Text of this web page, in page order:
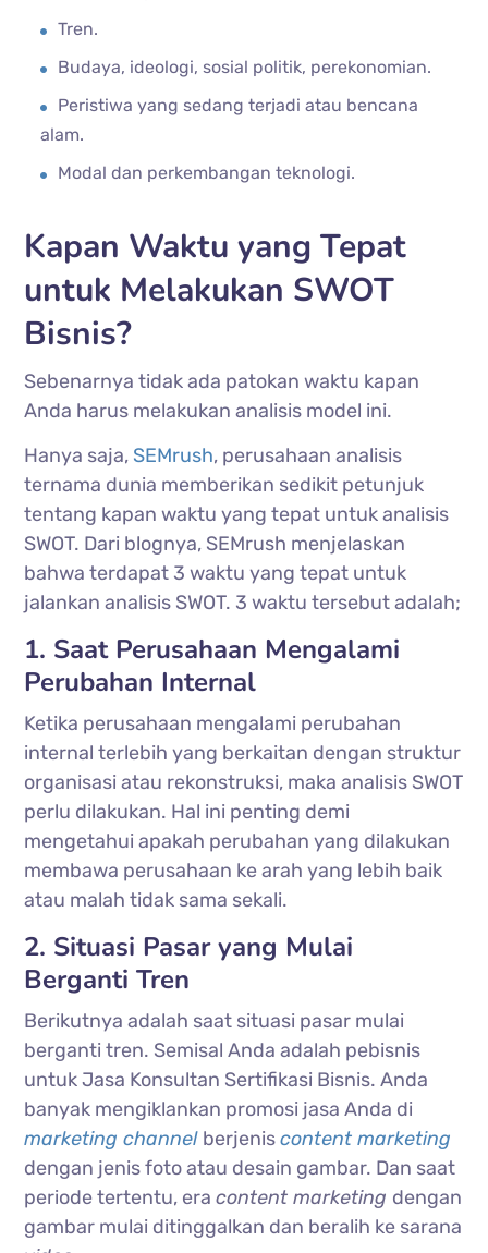
Tren.
Budaya, ideologi, sosial politik, perekonomian.
Peristiwa yang sedang terjadi atau bencana
alam.
Modal dan perkembangan teknologi.
Kapan Waktu yang Tepat
untuk Melakukan SWOT
Bisnis?
Sebenarnya tidak ada patokan waktu kapan
Anda harus melakukan analisis model ini.
Hanya saja, SEMrush, perusahaan analisis
ternama dunia memberikan sedikit petunjuk
tentang kapan waktu yang tepat untuk analisis
SWOT. Dari blognya, SEMrush menjelaskan
bahwa terdapat 3 waktu yang tepat untuk
jalankan analisis SWOT. 3 waktu tersebut adalah;
1. Saat Perusahaan Mengalami
Perubahan Internal
Ketika perusahaan mengalami perubahan
internal terlebih yang berkaitan dengan struktur
organisasi atau rekonstruksi, maka analisis SWOT
perlu dilakukan. Hal ini penting demi
mengetahui apakah perubahan yang dilakukan
membawa perusahaan ke arah yang lebih baik
atau malah tidak sama sekali.
2. Situasi Pasar yang Mulai
Berganti Tren
Berikutnya adalah saat situasi pasar mulai
berganti tren. Semisal Anda adalah pebisnis
untuk Jasa Konsultan Sertifikasi Bisnis. Anda
banyak mengiklankan promosi jasa Anda di
marketing channel berjeniscontent marketing
dengan jenis foto atau desain gambar. Dan saat
periode tertentu, eracontent marketing dengan
gambar mulai ditinggalkan dan beralih ke sarana